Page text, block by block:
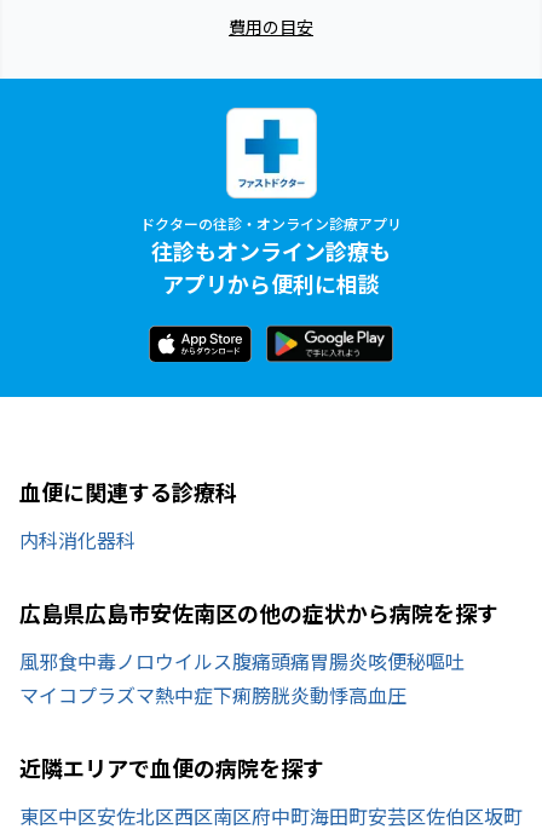
費用の目安
ドクターの往診・オンライン診療アプリ
往診もオンライン診療も
アプリから便利に相談
血便に関連する診療科
内科消化器科
広島県広島市安佐南区の他の症状から病院を探す
風邪食中毒ノロウイルス腹痛頭痛胃腸炎咳便秘嘔吐
マイコプラズマ熱中症下痢膀胱炎動悸高血圧
近隣エリアで血便の病院を探す
東区中区安佐北区西区南区府中町海田町安芸区佐伯区坂町